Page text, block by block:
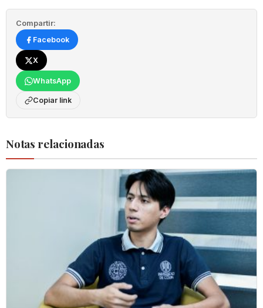
Compartir:
Facebook
X
WhatsApp
Copiar link
Notas relacionadas